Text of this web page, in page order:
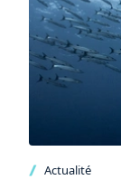
Actualité